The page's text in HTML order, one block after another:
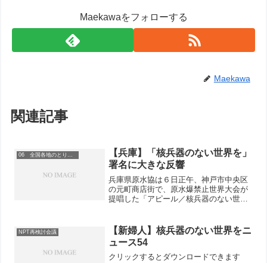
Maekawaをフォローする
Maekawa
関連記事
【兵庫】「核兵器のない世界を」
署名に大きな反響
兵庫県原水協は６日正午、神戸市中央区
の元町商店街で、原水爆禁止世界大会が
提唱した「アピール／核兵器のない世界
NPT再検討会議
【新婦人】核兵器のない世界をニ
ュース54
クリックするとダウンロードできます